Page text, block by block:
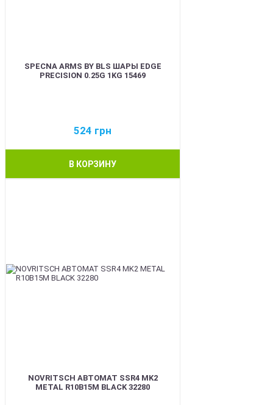
SPECNA ARMS BY BLS ШАРЫ EDGE
PRECISION 0.25G 1KG 15469
524 грн
В КОРЗИНУ
NOVRITSCH АВТОМАТ SSR4 MK2
METAL R10B15M BLACK 32280